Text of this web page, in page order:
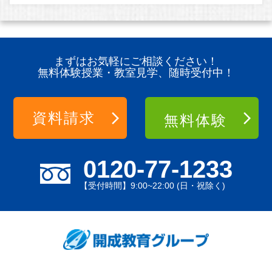
まずはお気軽にご相談ください！
無料体験授業・教室見学、随時受付中！
0120-77-1233
【受付時間】9:00~22:00 (日・祝除く)
資料請求 無料体験